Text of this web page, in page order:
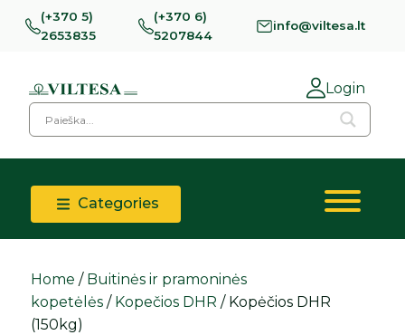
(+370 5)
2653835
(+370 6)
5207844
info@viltesa.lt
Login
Categories
Home / Buitinės ir pramoninės
kopetėlės / Kopečios DHR / Kopėčios DHR
(150kg)